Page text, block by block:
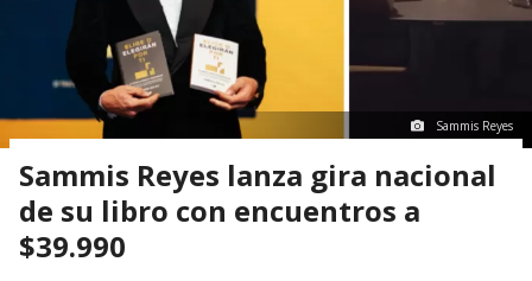
Sammis Reyes
Sammis Reyes lanza gira nacional
de su libro con encuentros a
$39.990